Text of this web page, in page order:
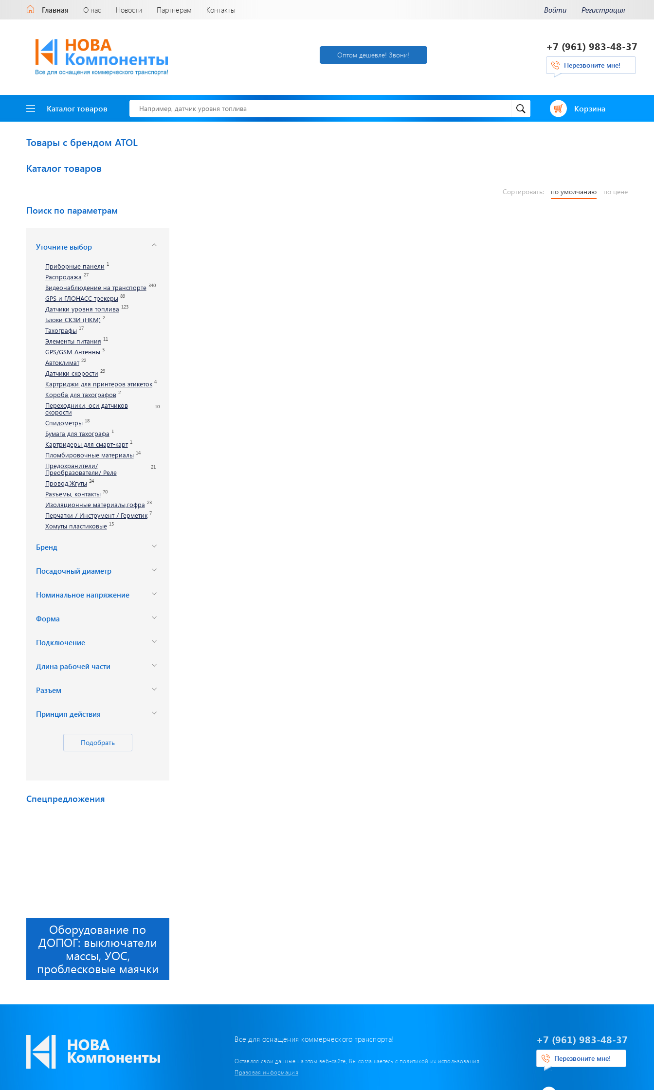
Главная О нас Новости Партнерам Контакты Войти Регистрация
Оптом дешевле! Звони!
+7 (961) 983-48-37
Перезвоните мне!
Каталог товаров Корзина
вопросы
Распродажа
Видеонаблюдение на транспорте
GPS и ГЛОНАСС трекеры
Датчики уровня топлива
Блоки СКЗИ (НКМ)
Товары с брендом ATOL
Каталог товаров
Сортировать: по умолчанию по цене
Поиск по параметрам
Уточните выбор
Приборные панели 1
Распродажа 27
Видеонаблюдение на транспорте 340
GPS и ГЛОНАСС трекеры 89
Датчики уровня топлива 123
Блоки СКЗИ (НКМ) 2
Тахографы 17
Элементы питания 11
GPS/GSM Антенны 5
Автоклимат 22
Датчики скорости 29
Картриджи для принтеров этикеток 4
Короба для тахографов 2
Переходники, оси датчиков
скорости
10
Спидометры 18
Бумага для тахографа 1
Картридеры для смарт-карт 1
Пломбировочные материалы 14
Предохранители/
Преобразователи/ Реле
21
Провод,Жгуты 24
Разъемы, контакты 70
Изоляционные материалы,гофра 23
Перчатки / Инструмент / Герметик 7
Хомуты пластиковые 15
Бренд
Посадочный диаметр
Номинальное напряжение
Форма
Подключение
Длина рабочей части
Разъем
Принцип действия
Спецпредложения
Оборудование по
ДОПОГ: выключатели
массы, УОС,
проблесковые маячки
Все для оснащения коммерческого транспорта!
Оставляя свои данные на этом веб-сайте, Вы соглашаетесь с политикой их использования.
Правовая информация
+7 (961) 983-48-37
Перезвоните мне!